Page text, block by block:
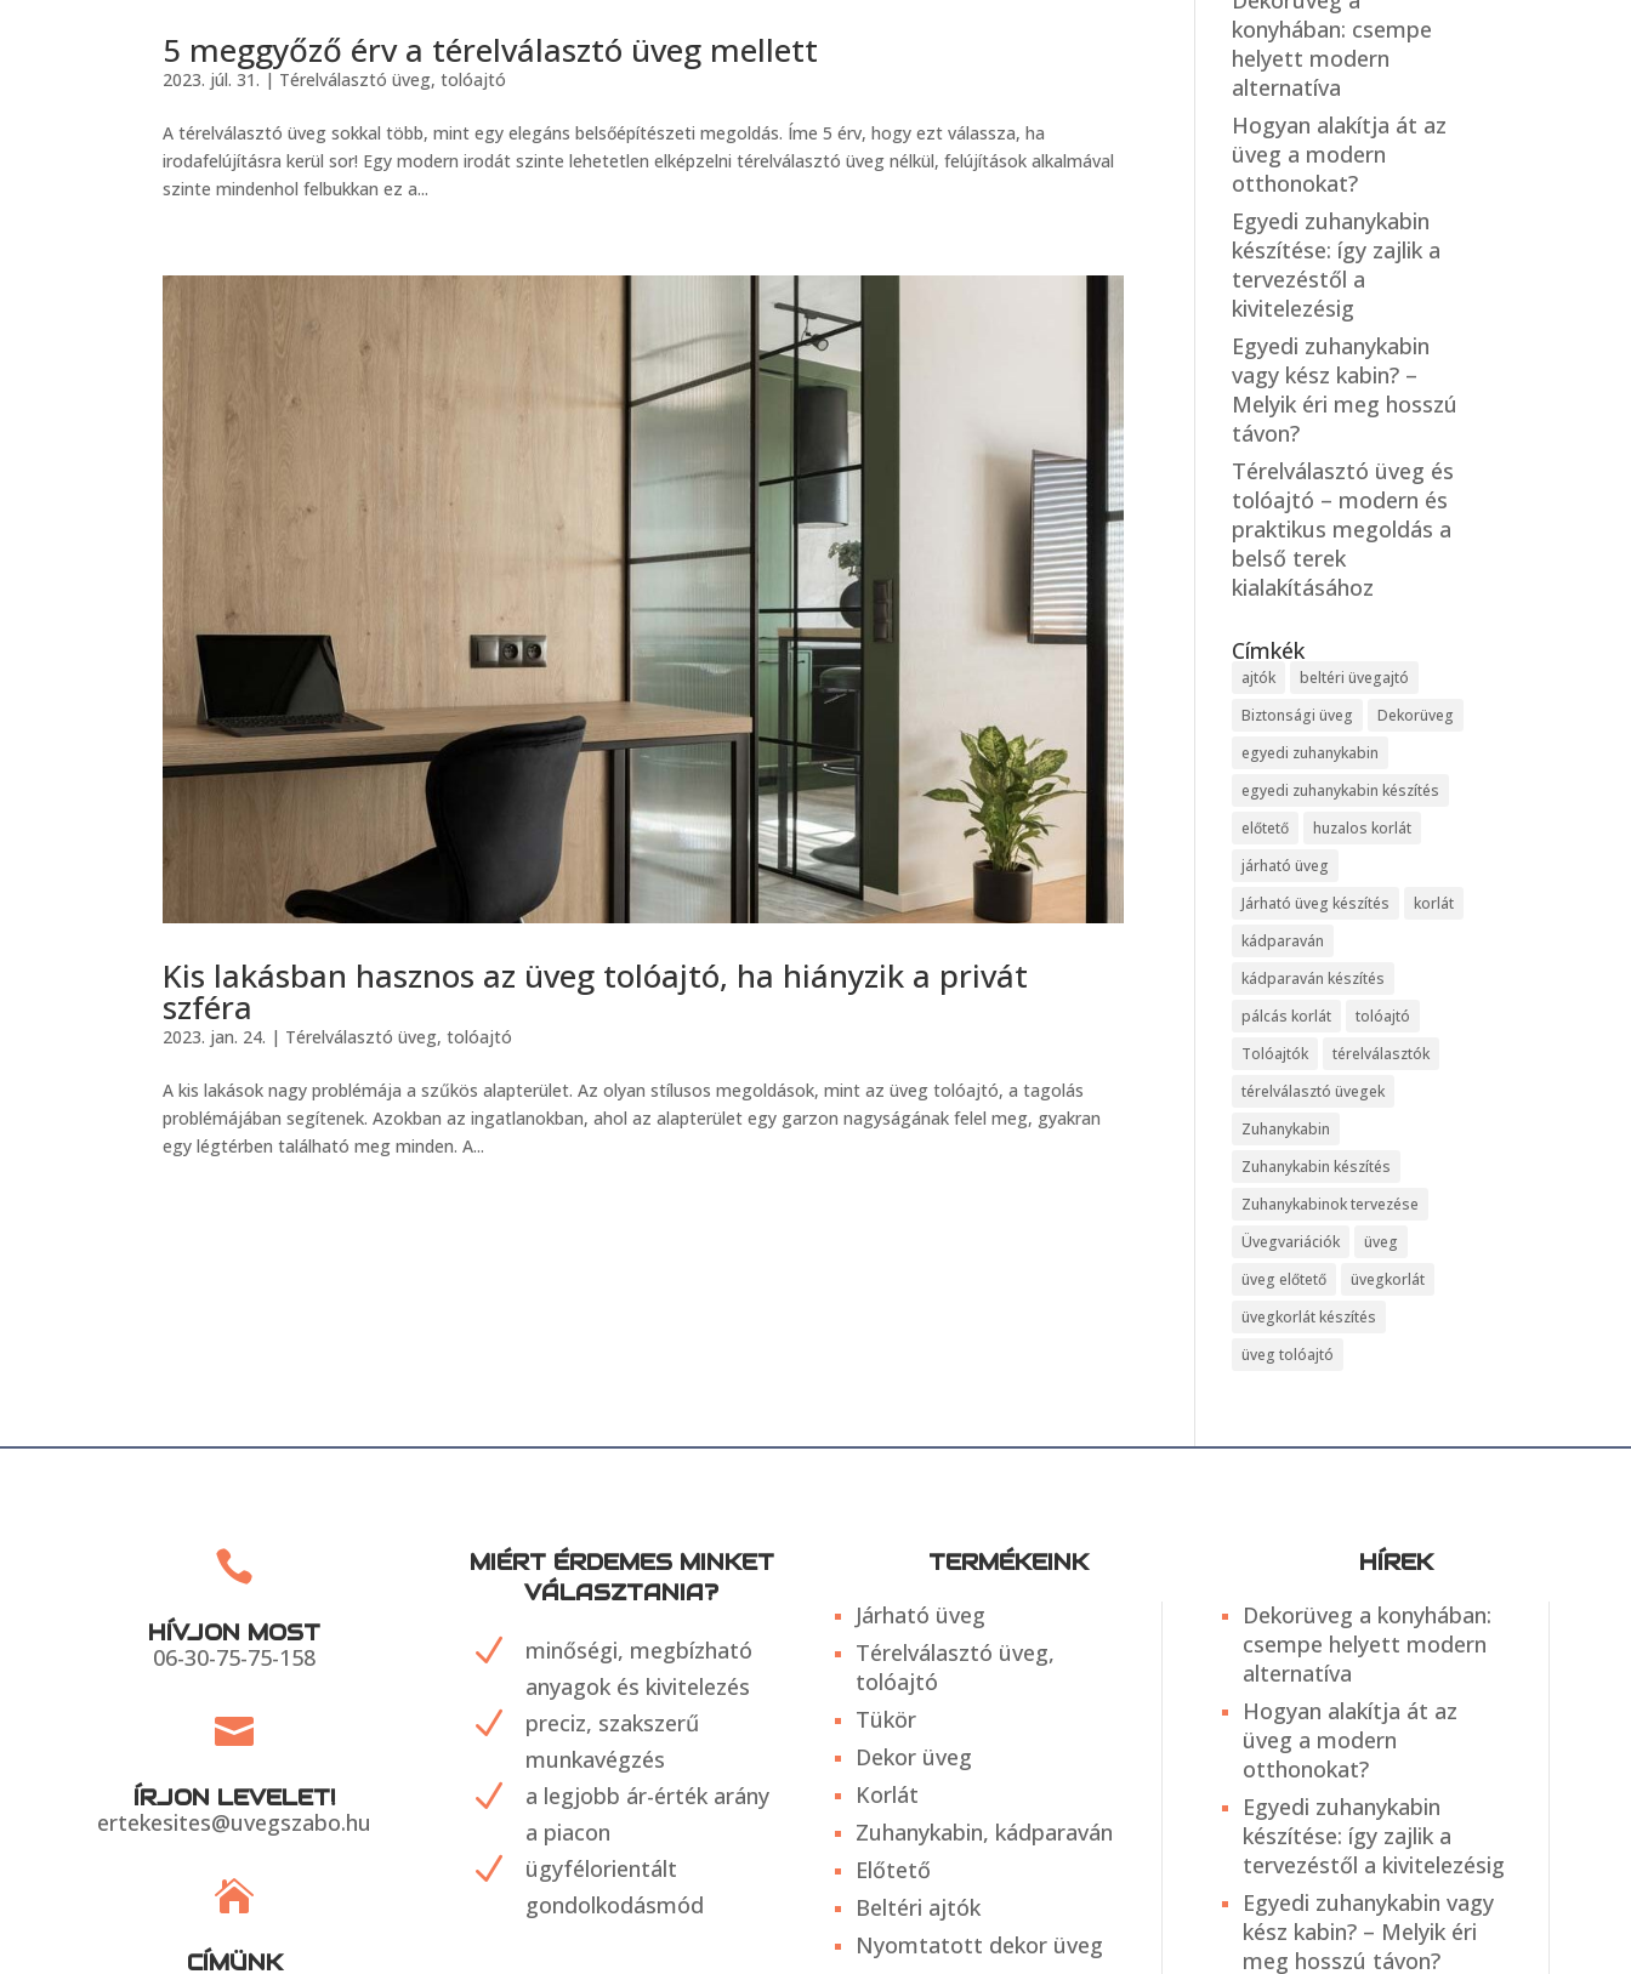
5 meggyőző érv a térelválasztó üveg mellett
2023. júl. 31. | Térelválasztó üveg, tolóajtó
A térelválasztó üveg sokkal több, mint egy elegáns belsőépítészeti megoldás. Íme 5 érv, hogy ezt válassza, ha
irodafelújításra kerül sor! Egy modern irodát szinte lehetetlen elképzelni térelválasztó üveg nélkül, felújítások alkalmával
szinte mindenhol felbukkan ez a...
Kis lakásban hasznos az üveg tolóajtó, ha hiányzik a privát
szféra
2023. jan. 24. | Térelválasztó üveg, tolóajtó
A kis lakások nagy problémája a szűkös alapterület. Az olyan stílusos megoldások, mint az üveg tolóajtó, a tagolás
problémájában segítenek. Azokban az ingatlanokban, ahol az alapterület egy garzon nagyságának felel meg, gyakran
egy légtérben található meg minden. A...
konyhában: csempe
helyett modern
alternatíva
Hogyan alakítja át az
üveg a modern
otthonokat?
Egyedi zuhanykabin
készítése: így zajlik a
tervezéstől a
kivitelezésig
Egyedi zuhanykabin
vagy kész kabin? –
Melyik éri meg hosszú
távon?
Térelválasztó üveg és
tolóajtó – modern és
praktikus megoldás a
belső terek
kialakításához
Címkék
ajtók
beltéri üvegajtó
Biztonsági üveg
Dekorüveg
egyedi zuhanykabin
egyedi zuhanykabin készítés
előtető
huzalos korlát
járható üveg
Járható üveg készítés
korlát
kádparaván
kádparaván készítés
pálcás korlát
tolóajtó
Tolóajtók
térelválasztók
térelválasztó üvegek
Zuhanykabin
Zuhanykabin készítés
Zuhanykabinok tervezése
Üvegvariációk
üveg
üveg előtető
üvegkorlát
üvegkorlát készítés
üveg tolóajtó

HÍVJON MOST
06-30-75-75-158

ÍRJON LEVELET!
ertekesites@uvegszabo.hu

CÍMÜNK
MIÉRT ÉRDEMES MINKET
VÁLASZTANIA?
N
minőségi, megbízható
anyagok és kivitelezés
N
preciz, szakszerű
munkavégzés
N
a legjobb ár-érték arány
a piacon
N
ügyfélorientált
gondolkodásmód
TERMÉKEINK
Járható üveg
Térelválasztó üveg,
tolóajtó
Tükör
Dekor üveg
Korlát
Zuhanykabin, kádparaván
Előtető
Beltéri ajtók
Nyomtatott dekor üveg
HÍREK
Dekorüveg a konyhában:
csempe helyett modern
alternatíva
Hogyan alakítja át az
üveg a modern
otthonokat?
Egyedi zuhanykabin
készítése: így zajlik a
tervezéstől a kivitelezésig
Egyedi zuhanykabin vagy
kész kabin? – Melyik éri
meg hosszú távon?